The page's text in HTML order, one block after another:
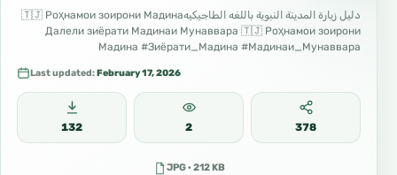
دليل زيارة المدينة النبوية باللغه الطاجيكيه🇹🇯 Роҳнамои зоирони Мадина
Далели зиёрати Мадинаи Мунаввара 🇹🇯 Роҳнамои зоирони
Мадина #Зиёрати_Мадина #Мадинаи_Мунаввара
Last updated:February 17, 2026
132 2 378
JPG · 212 KB